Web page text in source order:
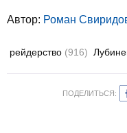
Автор: Роман
рейдерство (916)
ПОДЕЛИТЬСЯ: